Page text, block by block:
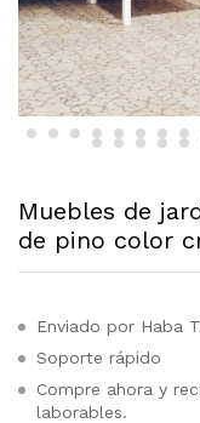
Muebles de
de pino color
Enviado por Haba
Soporte rápido
Compre ahora y
laborables.